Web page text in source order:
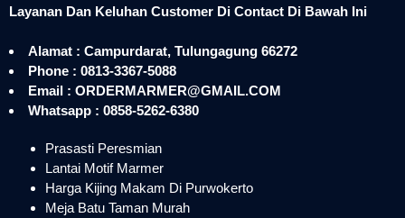
Layanan Dan Keluhan Customer Di Contact Di Bawah Ini
Alamat : Campurdarat, Tulungagung 66272
Phone : 0813-3367-5088
Email : ORDERMARMER@GMAIL.COM
Whatsapp : 0858-5262-6380
Prasasti Peresmian
Lantai Motif Marmer
Harga Kijing Makam Di Purwokerto
Meja Batu Taman Murah